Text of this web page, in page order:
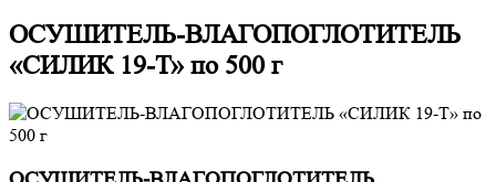
ОСУШИТЕЛЬ-ВЛАГОПОГЛОТИТЕЛЬ
«СИЛИК 19-Т» по 500 г